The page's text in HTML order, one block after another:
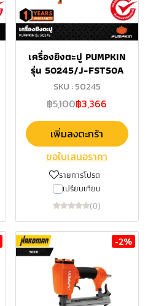
เครื่องยิงตะปู PUMPKIN
รุ่น 50245/J-FST50A
SKU : 50245
฿5,100฿3,366
เพิ่มลงตะกร้า
ขอใบเสนอราคา
รายการโปรด
เปรียบเทียบ
(0)
-2%